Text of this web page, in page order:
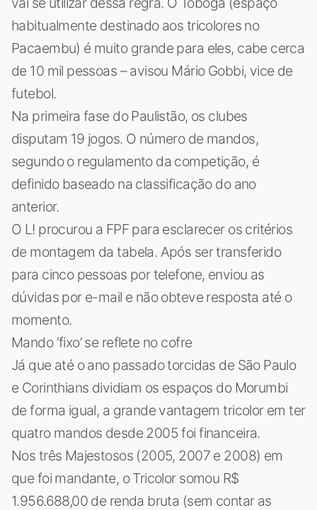
habitualmente destinado aos tricolores no
Pacaembu) é muito grande para eles, cabe cerca
de 10 mil pessoas – avisou Mário Gobbi, vice de
futebol.
Na primeira fase do Paulistão, os clubes
disputam 19 jogos. O número de mandos,
segundo o regulamento da competição, é
definido baseado na classificação do ano
anterior.
O L! procurou a FPF para esclarecer os critérios
de montagem da tabela. Após ser transferido
para cinco pessoas por telefone, enviou as
dúvidas por e-mail e não obteve resposta até o
momento.
Mando ‘fixo’ se reflete no cofre
Já que até o ano passado torcidas de São Paulo
e Corinthians dividiam os espaços do Morumbi
de forma igual, a grande vantagem tricolor em ter
quatro mandos desde 2005 foi financeira.
Nos três Majestosos (2005, 2007 e 2008) em
que foi mandante, o Tricolor somou R$
1.956.688,00 de renda bruta (sem contar as